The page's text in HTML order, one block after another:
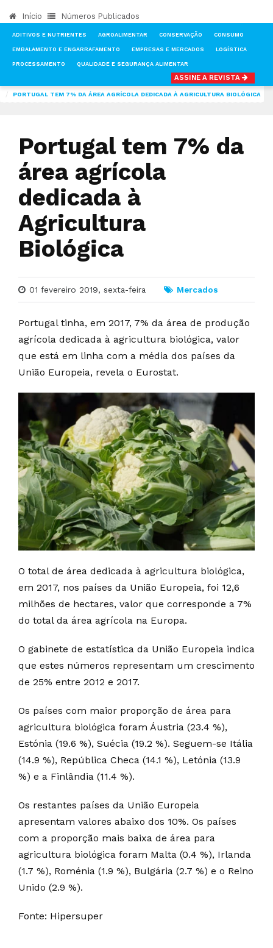
Início Números Publicados
ADITIVOS E NUTRIENTES AGROALIMENTAR CONSERVAÇÃO CONSUMO
EMBALAMENTO E ENGARRAFAMENTO EMPRESAS E MERCADOS LOGÍSTICA
PROCESSAMENTO QUALIDADE E SEGURANÇA ALIMENTAR
ASSINE A REVISTA
PORTUGAL TEM 7% DA ÁREA AGRÍCOLA DEDICADA À AGRICULTURA BIOLÓGICA
Portugal tem 7% da
área agrícola
dedicada à
Agricultura
Biológica
01 fevereiro 2019, sexta-feira Mercados
Portugal tinha, em 2017, 7% da área de produção
agrícola dedicada à agricultura biológica, valor
que está em linha com a média dos países da
União Europeia, revela o Eurostat.
O total de área dedicada à agricultura biológica,
em 2017, nos países da União Europeia, foi 12,6
milhões de hectares, valor que corresponde a 7%
do total da área agrícola na Europa.
O gabinete de estatística da União Europeia indica
que estes números representam um crescimento
de 25% entre 2012 e 2017.
Os países com maior proporção de área para
agricultura biológica foram Áustria (23.4 %),
Estónia (19.6 %), Suécia (19.2 %). Seguem-se Itália
(14.9 %), República Checa (14.1 %), Letónia (13.9
%) e a Finlândia (11.4 %).
Os restantes países da União Europeia
apresentam valores abaixo dos 10%. Os países
com a proporção mais baixa de área para
agricultura biológica foram Malta (0.4 %), Irlanda
(1.7 %), Roménia (1.9 %), Bulgária (2.7 %) e o Reino
Unido (2.9 %).
Fonte: Hipersuper